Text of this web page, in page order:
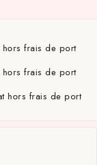
frais de port
frais de port
hors frais de port